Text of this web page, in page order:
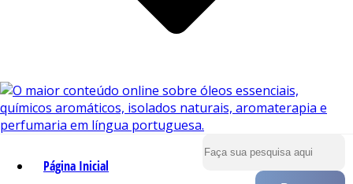
Página Inicial